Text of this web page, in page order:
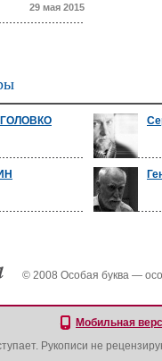
29 мая 2015
© 2008 Особая буква —
Мобильная
Рукописи не